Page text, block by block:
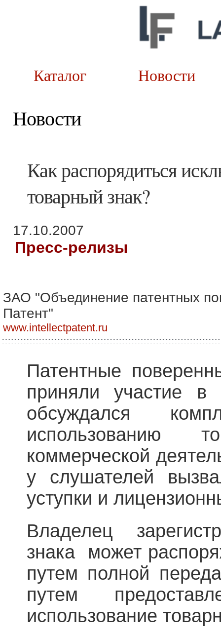
Каталог
Новости
Как распорядиться
товарный знак?
17.10.2007
Пресс-релизы
ЗАО "Объединение патентных
Патент"
www.intellectpatent.ru
Патентные
приняли участие в
обсуждался
использованию
коммерческой
у слушателей
уступки и
Владелец
знака может
путем полной
путем
использование